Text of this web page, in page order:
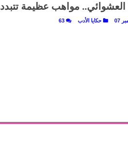
العشوائي.. مواهب عظيمة تتبدد
حكايا الأدب 63